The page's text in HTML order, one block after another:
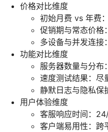
价格对比维度
初始月费 vs 年费
促销期与常态价格
多设备与并发连接
功能对比维度
服务器数量与分布
速度测试结果：尽
静默日志与隐私保
用户体验维度
客服响应时间：
客户端易用性：跨